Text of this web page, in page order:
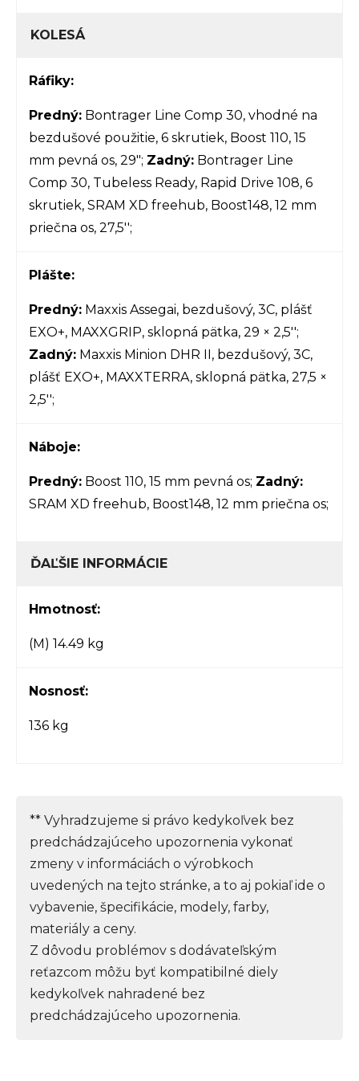
KOLESÁ
Ráfiky:
Predný: Bontrager Line Comp 30, vhodné na
bezdušové použitie, 6 skrutiek, Boost 110, 15
mm pevná os, 29"; Zadný: Bontrager Line
Comp 30, Tubeless Ready, Rapid Drive 108, 6
skrutiek, SRAM XD freehub, Boost148, 12 mm
priečna os, 27,5'';
Plášte:
Predný: Maxxis Assegai, bezdušový, 3C, plášť
EXO+, MAXXGRIP, sklopná pätka, 29 × 2,5'';
Zadný: Maxxis Minion DHR II, bezdušový, 3C,
plášť EXO+, MAXXTERRA, sklopná pätka, 27,5 ×
2,5'';
Náboje:
Predný: Boost 110, 15 mm pevná os; Zadný:
SRAM XD freehub, Boost148, 12 mm priečna os;
ĎAĽŠIE INFORMÁCIE
Hmotnosť:
(M) 14.49 kg
Nosnosť:
136 kg
** Vyhradzujeme si právo kedykoľvek bez
predchádzajúceho upozornenia vykonať
zmeny v informáciách o výrobkoch
uvedených na tejto stránke, a to aj pokiaľ ide o
vybavenie, špecifikácie, modely, farby,
materiály a ceny.
Z dôvodu problémov s dodávateľským
reťazcom môžu byť kompatibilné diely
kedykoľvek nahradené bez
predchádzajúceho upozornenia.